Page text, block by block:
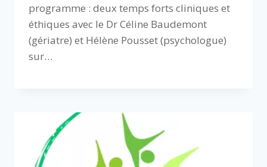
programme : deux temps forts cliniques et
éthiques avec le Dr Céline Baudemont
(gériatre) et Hélène Pousset (psychologue)
sur…